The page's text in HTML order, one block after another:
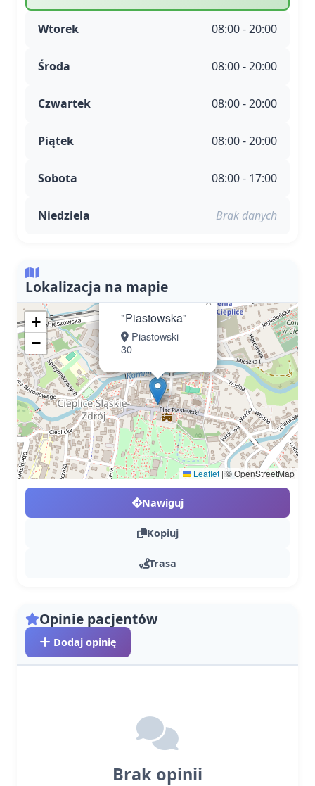
Wtorek 08:00 - 20:00
Środa 08:00 - 20:00
Czwartek 08:00 - 20:00
Piątek 08:00 - 20:00
Sobota 08:00 - 17:00
Niedziela Brak danych
Lokalizacja na mapie
"Piastowska"
Piastowski
30
×
+
−
Leaflet |© OpenStreetMap
Nawiguj
Kopiuj
Trasa
Opinie pacjentów
Dodaj opinię
Brak opinii